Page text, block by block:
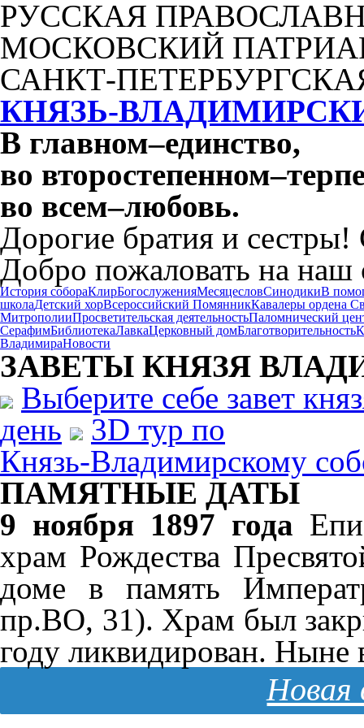
РУССКАЯ
МОСКОВСКИЙ
САНКТ-
КНЯЗЬ-
В главном–единство,
во второстепенном–
во всем–любовь.
Дорогие братия и
Добро пожаловать на наш
История собораКлирБогослуженияМесяцесловСинодикиВ
школаДетский хорВсероссийский ПомянникКавалеры ордена
МитрополииПросветительская деятельностьПаломнический
СерафимБиблиотекаЛавкаЦерковный домБлаготворительность
ВладимираНовости
ЗАВЕТЫ КНЯЗЯ
Выберите себе завет
день
3D тур по
Князь-Владимирскому
ПАМЯТНЫЕ ДАТЫ
9 ноября 1897 года
храм Рождества
доме в память
пр.ВО, 31). Храм был
году ликвидирован. Ныне
Новая